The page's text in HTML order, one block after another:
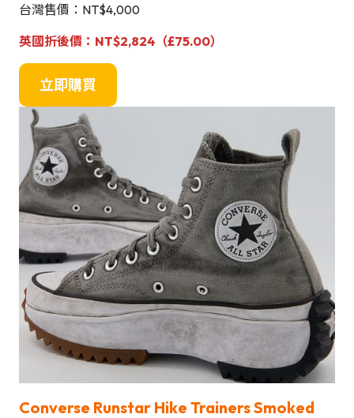
台灣售價：NT$4,000
英國折後價：NT$2,824（£75.00）
立即購買
Converse Runstar Hike Trainers Smoked